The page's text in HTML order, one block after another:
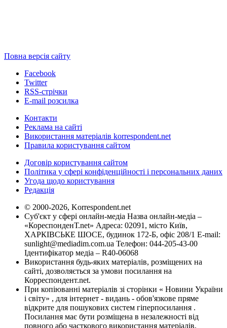
Повна версія сайту
Facebook
Twitter
RSS-стрічки
E-mail розсилка
Контакти
Реклама на сайті
Використання матеріалів korrespondent.net
Правила користування сайтом
Договір користування сайтом
Політика у сфері конфіденційності і персональних даних
Угода щодо користування
Редакція
© 2000-2026, Korrespondent.net
Суб'єкт у сфері онлайн-медіа Назва онлайн-медіа –
«КореспонденТ.net» Адреса: 02091, місто Київ,
ХАРКІВСЬКЕ ШОСЕ, будинок 172-Б, офіс 208/1 E-mail:
sunlight@mediadim.com.ua Телефон: 044-205-43-00
Ідентифікатор медіа – R40-06068
Використання будь-яких матеріалів, розміщених на
сайті, дозволяється за умови посилання на
Корреспондент.net.
При копіюванні матеріалів зі сторінки « Новини України
і світу» , для інтернет - видань - обов'язкове пряме
відкрите для пошукових систем гіперпосилання .
Посилання має бути розміщена в незалежності від
повного або часткового використання матеріалів.